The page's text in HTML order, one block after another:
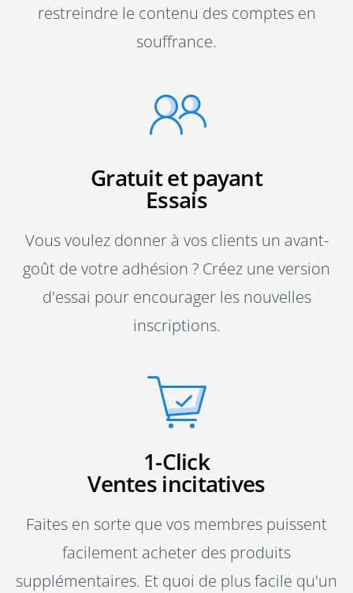
restreindre le contenu des comptes en
souffrance.
Gratuit et payant
Essais
Vous voulez donner à vos clients un avant-
goût de votre adhésion ? Créez une version
d'essai pour encourager les nouvelles
inscriptions.
1-Click
Ventes incitatives
Faites en sorte que vos membres puissent
facilement acheter des produits
supplémentaires. Et quoi de plus facile qu'un